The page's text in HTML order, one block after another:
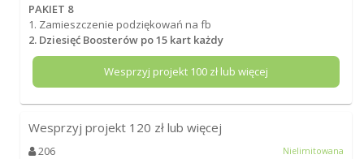
PAKIET 8
1. Zamieszczenie podziękowań na fb
2. Dziesięć Boosterów po 15 kart każdy
Wesprzyj projekt 100zł lub więcej
Wesprzyj projekt 120 zł lub więcej
206 Nielimitowana